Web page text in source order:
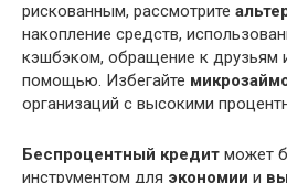
рискованным, рассмотрите
накопление средств,
кэшбэком, обращение к друзьям
помощью. Избегайте
организаций с высокими
Беспроцентный кредит может
инструментом для экономии и